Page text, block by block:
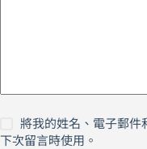
將我的姓名、電子郵件
下次留言時使用。